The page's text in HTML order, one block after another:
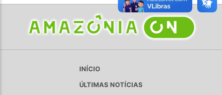
INÍCIO
ÚLTIMAS NOTÍCIAS